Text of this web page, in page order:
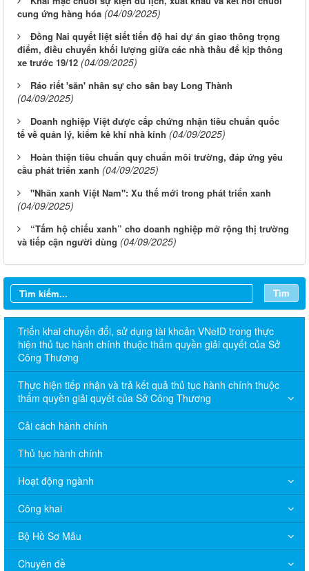
cung ứng hàng hóa (04/09/2025)
Đồng Nai quyết liệt siết tiến độ hai dự án giao thông trọng
điểm, điều chuyển khối lượng giữa các nhà thầu để kịp thông
xe trước 19/12 (04/09/2025)
Ráo riết 'săn' nhân sự cho sân bay Long Thành
(04/09/2025)
Doanh nghiệp Việt được cấp chứng nhận tiêu chuẩn quốc
tế về quản lý, kiểm kê khí nhà kính (04/09/2025)
Hoàn thiện tiêu chuẩn quy chuẩn môi trường, đáp ứng yêu
cầu phát triển xanh (04/09/2025)
"Nhãn xanh Việt Nam": Xu thế mới trong phát triển xanh
(04/09/2025)
“Tấm hộ chiếu xanh” cho doanh nghiệp mở rộng thị trường
và tiếp cận người dùng (04/09/2025)
Tìm
Triển khai chuyển đổi, sử dụng tài khoản VNeID trong thực
hiện thủ tục hành chính thuộc thẩm quyền giải quyết của Sở
Công Thương
Thực hiện tiếp nhận và trả kết quả thủ tục hành chính thuộc
thẩm quyền giải quyết của Sở Công Thương
Cải cách hành chính
Thủ tục hành chính
Hoạt động ngành
Công khai
Bộ Hồ Sơ Mẫu
Chuyên đề